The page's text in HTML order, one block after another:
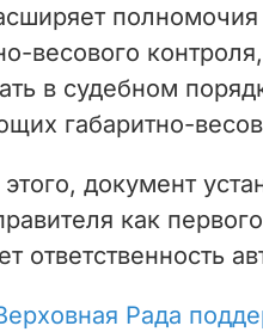
полномочия
весового
в судебном
габаритно-
документ
как
ответственность
Рада